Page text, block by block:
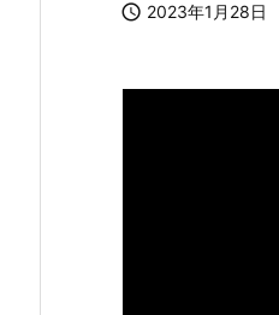
 2023年1月28日